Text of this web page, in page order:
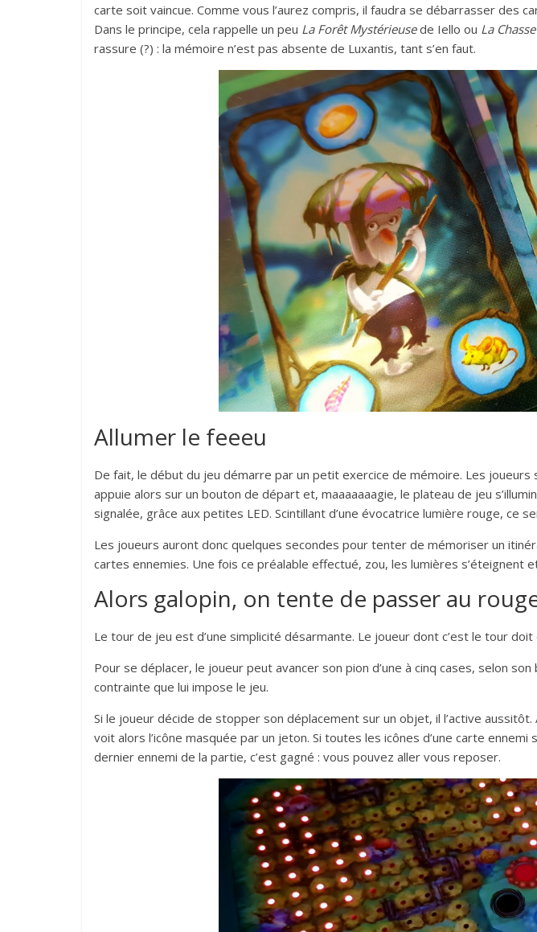
carte soit vaincue. Comme vous l’aurez compris, il faudra se débarrasser
Dans le principe, cela rappelle un peu La Forêt Mystérieusede Iello ou La
rassure (?) : la mémoire n’est pas absente de Luxantis, tant s’en faut.
Allumer le feeeu
De fait, le début du jeu démarre par un petit exercice de mémoire. Les
appuie alors sur un bouton de départ et, maaaaaaagie, le plateau de jeu
signalée, grâce aux petites LED. Scintillant d’une évocatrice lumière rouge, ce
Les joueurs auront donc quelques secondes pour tenter de mémoriser un
cartes ennemies. Une fois ce préalable effectué, zou, les lumières s’éteignent
Alors galopin, on tente de passer au
Le tour de jeu est d’une simplicité désarmante. Le joueur dont c’est le tour
Pour se déplacer, le joueur peut avancer son pion d’une à cinq cases, selon
contrainte que lui impose le jeu.
Si le joueur décide de stopper son déplacement sur un objet, il l’active
voit alors l’icône masquée par un jeton. Si toutes les icônes d’une carte
dernier ennemi de la partie, c’est gagné : vous pouvez aller vous reposer.